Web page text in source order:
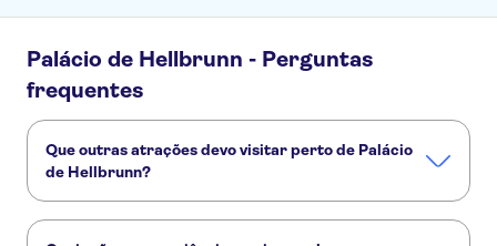
Palácio de Hellbrunn - Perguntas
frequentes
Que outras atrações devo visitar perto de Palácio
de Hellbrunn?